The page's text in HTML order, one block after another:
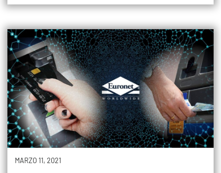
MARZO 11, 2021